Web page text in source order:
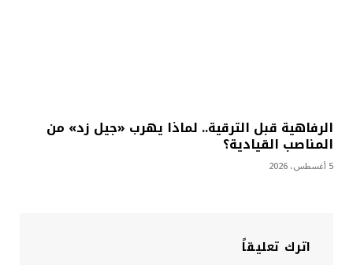
الرفاهية قبل الترقية.. لماذا يهرب «جيل زد» من
المناصب القيادية؟
5 أغسطس، 2026
اترك تعليقاً